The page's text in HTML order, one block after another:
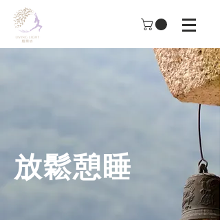
​放鬆憩睡